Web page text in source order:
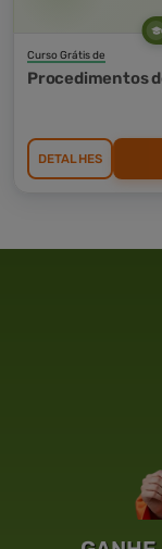
Curso Grátis de
Procedimentos
DETALHES